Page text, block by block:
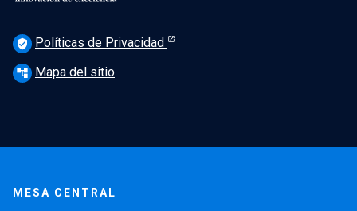
verified_user Políticas de Privacidad
account_tree Mapa del sitio
MESA CENTRAL